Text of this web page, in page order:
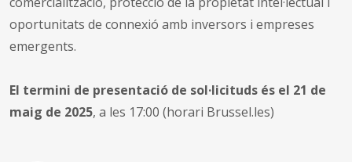
oportunitats de connexió amb inversors i empreses
emergents.
El termini de presentació de sol·licituds és el 21 de
maig de 2025, a les 17:00 (horari Brussel.les)